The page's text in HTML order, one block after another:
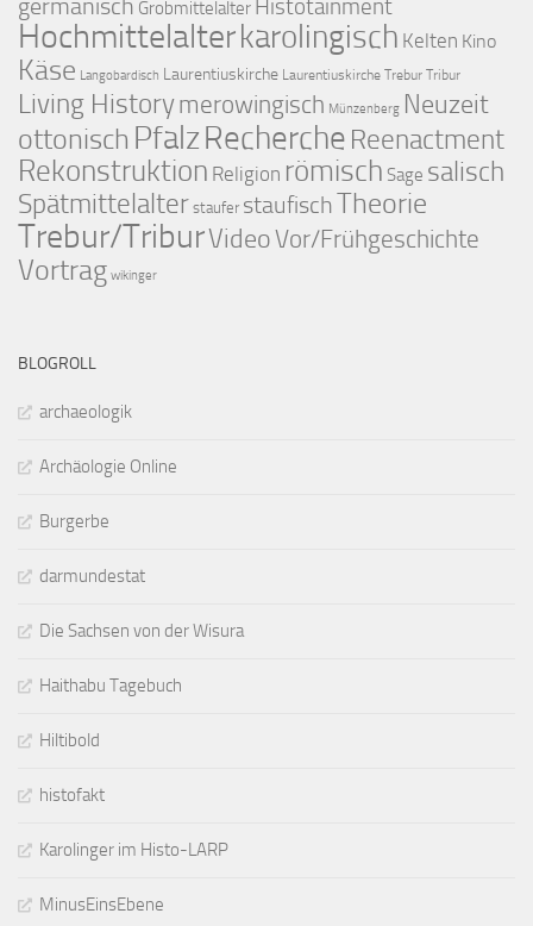
germanisch Grobmittelalter Histotainment
Hochmittelalterkarolingisch Kelten Kino
Käse Langobardisch Laurentiuskirche Laurentiuskirche Trebur Tribur
Living Historymerowingisch Münzenberg Neuzeit
ottonisch PfalzRecherche Reenactment
Rekonstruktion Religion römisch Sage salisch
Spätmittelalter staufer staufischTheorie
Trebur/TriburVideoVor/Frühgeschichte
Vortrag wikinger
BLOGROLL
archaeologik
Archäologie Online
Burgerbe
darmundestat
Die Sachsen von der Wisura
Haithabu Tagebuch
Hiltibold
histofakt
Karolinger im Histo-LARP
MinusEinsEbene